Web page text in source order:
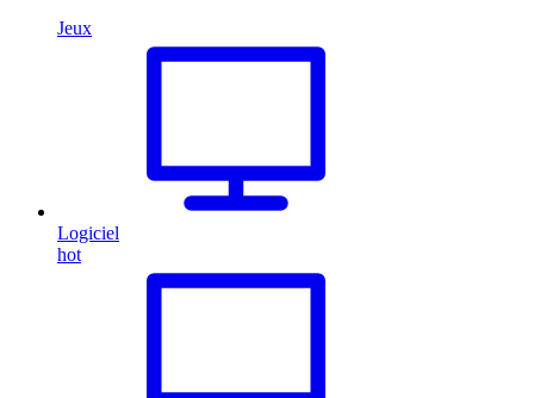
Jeux
Logiciel
hot